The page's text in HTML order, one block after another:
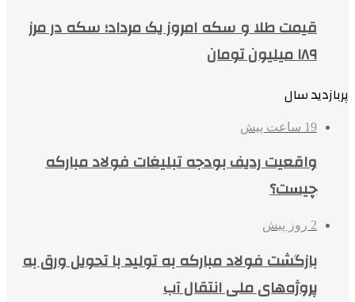
قیمت طلا و سکه امروز یک مرداد؛ سکه در مرز
۱۸۹ میلیون تومان
پربازدید سال
19 ساعت پیش
واقعیت ردیف بودجه تبلیغات فولاد مبارکه
چیست؟
2 روز پیش
بازگشت فولاد مبارکه به تولید با تحویل ورق به
پروژه‌های ملی انتقال آب